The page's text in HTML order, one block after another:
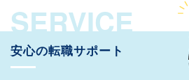
SERVICE
安心の転職サポート